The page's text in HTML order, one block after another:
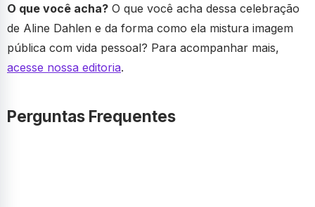
O que você acha? O que você acha dessa celebração
de Aline Dahlen e da forma como ela mistura imagem
pública com vida pessoal? Para acompanhar mais,
acesse nossa editoria.
Perguntas Frequentes